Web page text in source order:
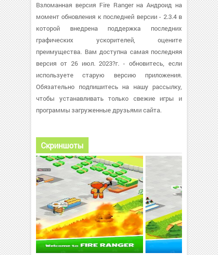
Взломанная версия Fire Ranger на Андроид на
момент обновления к последней версии - 2.3.4 в
которой внедрена поддержка последних
графических ускорителей, оцените
преимущества. Вам доступна самая последняя
версия от 26 июл. 2023?г. - обновитесь, если
используете старую версию приложения.
Обязательно подпишитесь на нашу рассылку,
чтобы устанавливать только свежие игры и
программы загруженные друзьями сайта.
Скриншоты